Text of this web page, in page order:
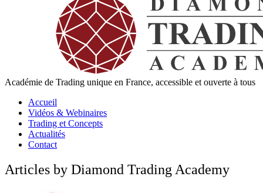
Académie de Trading unique en France, accessible et ouverte à tous
Accueil
Vidéos & Webinaires
Trading et Concepts
Actualités
Contact
Articles by Diamond Trading Academy